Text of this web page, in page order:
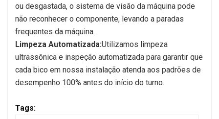
ou desgastada, o sistema de visão da máquina pode
não reconhecer o componente, levando a paradas
frequentes da máquina.
Limpeza Automatizada:Utilizamos limpeza
ultrassônica e inspeção automatizada para garantir que
cada bico em nossa instalação atenda aos padrões de
desempenho 100% antes do início do turno.
Tags: